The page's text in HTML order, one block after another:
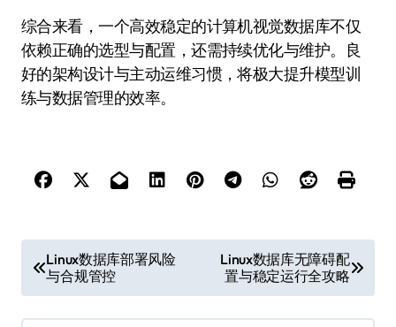
综合来看，一个高效稳定的计算机视觉数据库不仅
依赖正确的选型与配置，还需持续优化与维护。良
好的架构设计与主动运维习惯，将极大提升模型训
练与数据管理的效率。
章
导
Linux数据库部署风险
与合规管控
Linux数据库无障碍配
置与稳定运行全攻略